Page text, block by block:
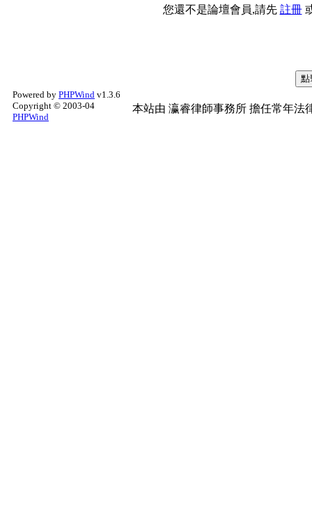
您還不是論壇會員,請先 註冊
Powered by PHPWind v1.3.6
Copyright © 2003-04
PHPWind
本站由 瀛睿律師事務所 擔任常年法